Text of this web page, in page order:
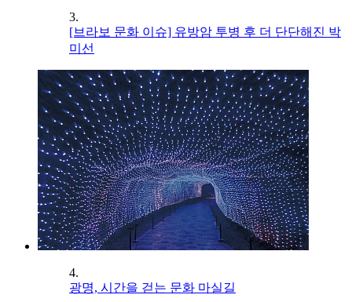
3.
[브라보 문화 이슈] 유방암 투병 후 더 단단해진 박
미선
4.
광명, 시간을 걷는 문화 마실길